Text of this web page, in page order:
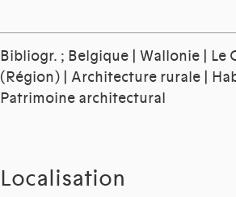
Bibliogr. ; Belgique | Wallonie | Le
(Région) | Architecture rurale |
Patrimoine architectural
Localisation